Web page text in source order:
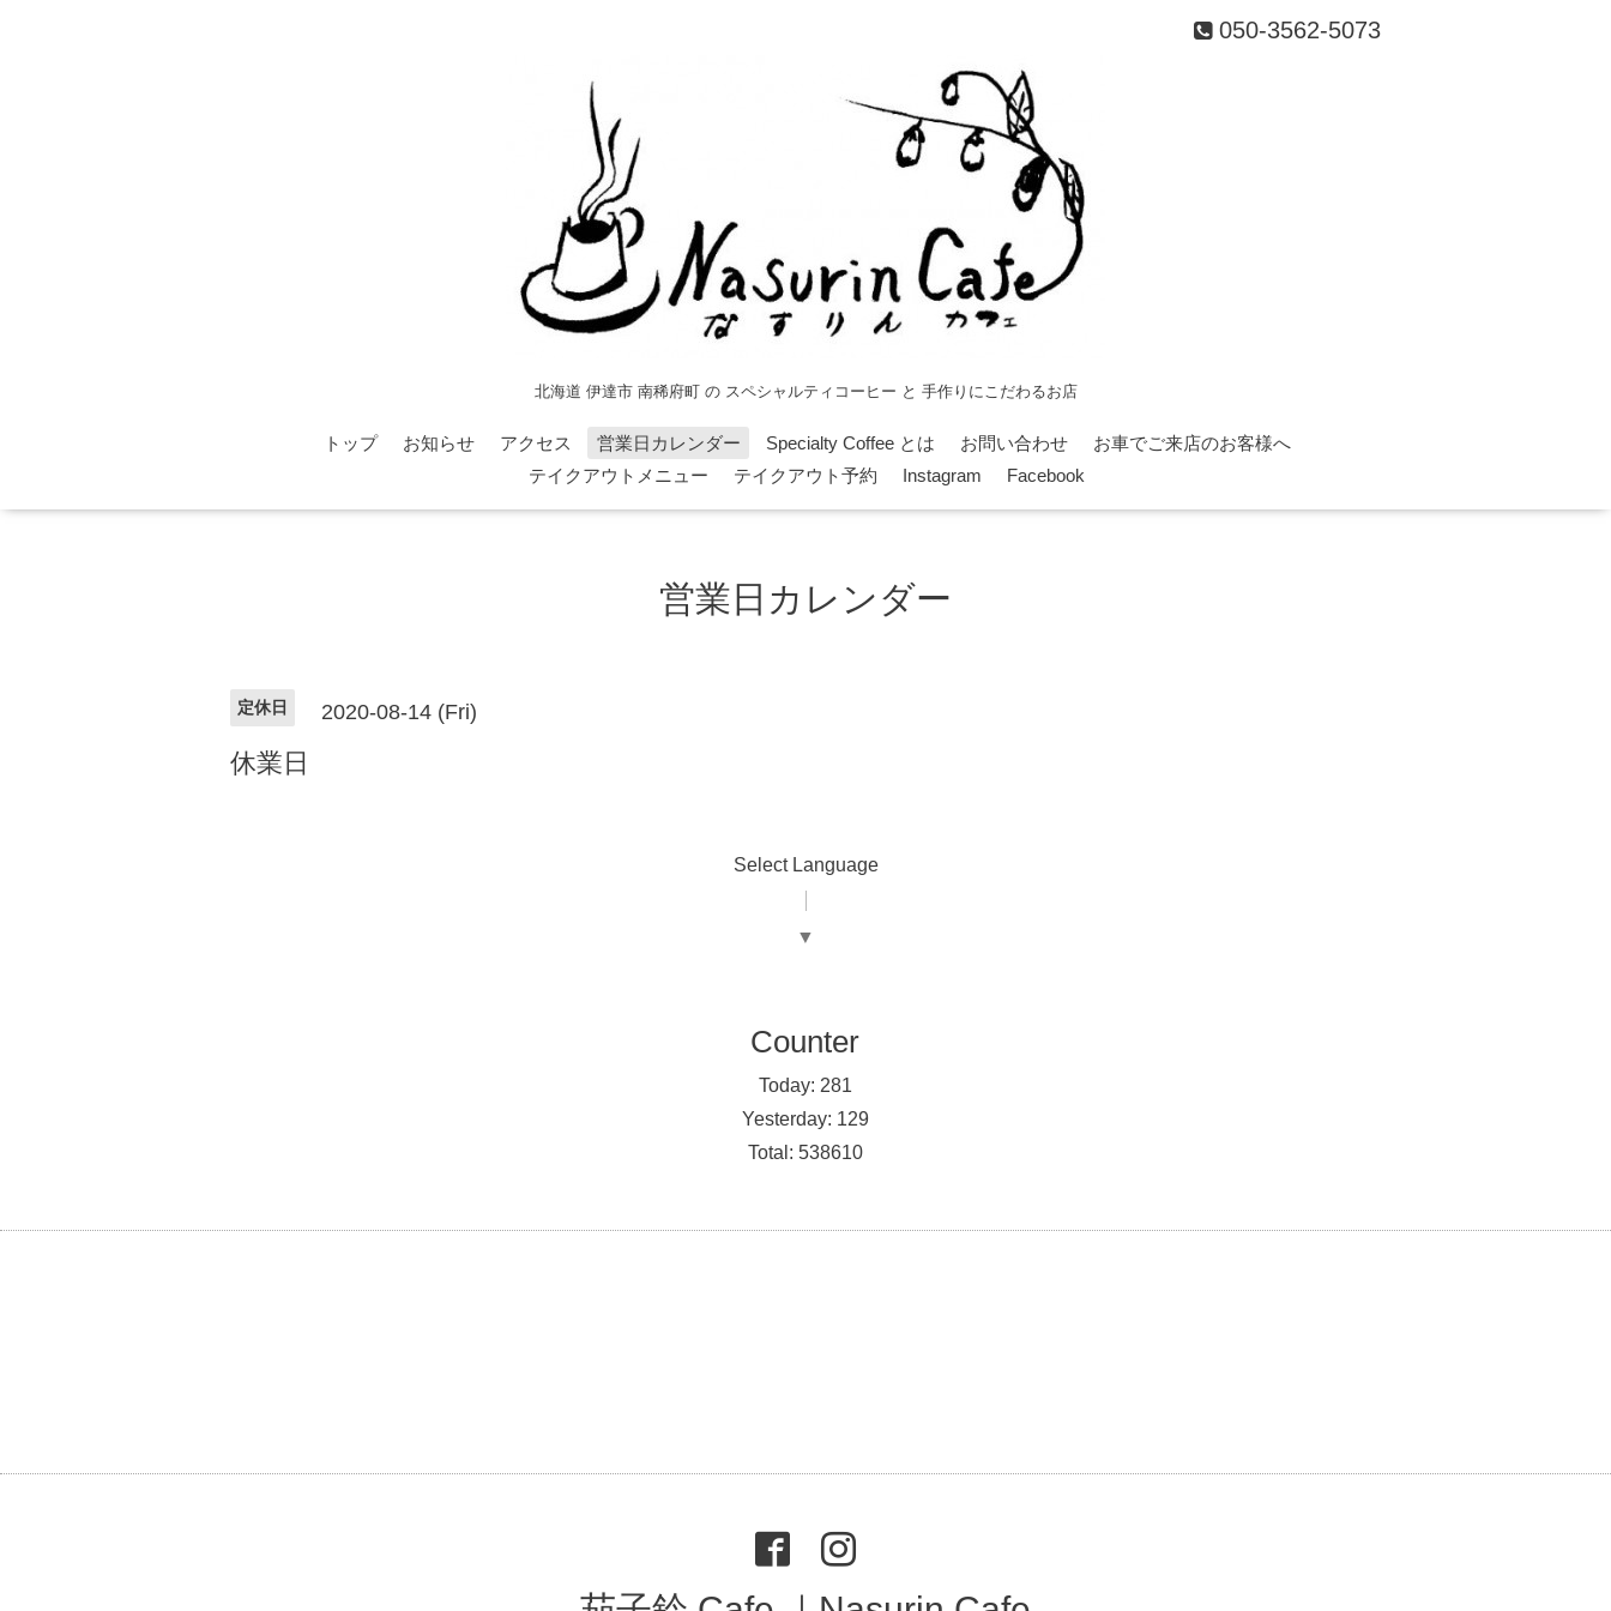
050-3562-5073
北海道 伊達市 南稀府町 の スペシャルティコーヒー と 手作りにこだわるお店
トップ お知らせ アクセス 営業日カレンダー Specialty Coffee とは お問い合わせ
お車でご来店のお客様へ
テイクアウトメニュー
テイクアウト予約 Instagram Facebook
営業日カレンダー
定休日 2020-08-14 (Fri)
休業日
Select Language
▼
Counter
Today: 281
Yesterday: 129
Total: 538610